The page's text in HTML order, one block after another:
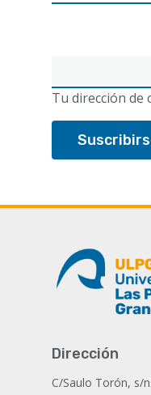
electrónico
Tu dirección de
Dirección
C/Saulo Torón, s/